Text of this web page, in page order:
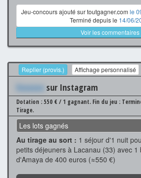
Jeu-concours ajouté sur toutgagner.com le
Terminé depuis le 14/06/
Voir les commentaires
Replier (provis.) Affichage personnalisé
Xxxxxxx sur Instagram
Dotation : 550 € / 1 gagnant. Fin du jeu :
Tirage.
Les lots gagnés
Au tirage au sort : 1 séjour d'1 nuit
petits déjeuners à Lacanau (33) avec
d'Amaya de 400 euros (≈550 €)